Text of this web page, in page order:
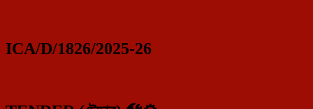
ICA/D/1826/2025-26